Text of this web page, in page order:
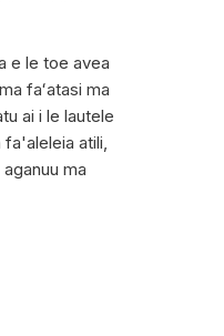
e le toe avea
faʻatasi ma
ai i le lautele
atili,
ma